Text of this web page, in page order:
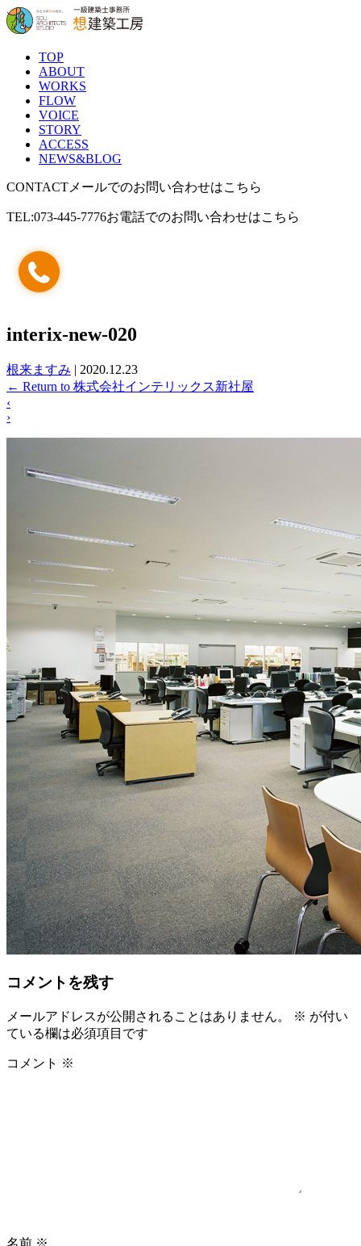
TOP
ABOUT
WORKS
FLOW
VOICE
STORY
ACCESS
NEWS&BLOG
CONTACT メールでのお問い合わせはこちら
TEL:073-445-7776お電話でのお問い合わせはこちら
interix-new-020
根来ますみ | 2020.12.23
← Return to 株式会社インテリックス新社屋
‹
›
コメントを残す
メールアドレスが公開されることはありません。 ※ が付い
ている欄は必須項目です
コメント ※
名前 ※